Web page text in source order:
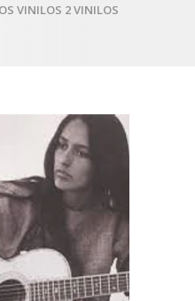
VINILOS 2 VINILOS